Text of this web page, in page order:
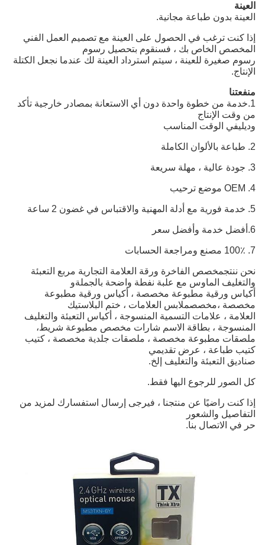
العينة
العينة بدون طباعة مجانية.
إذا كنت ترغب في الحصول على العينة مع تصميم العمل الفني
المخصص الخاص بك ، فسنقوم بتحصيل رسوم
رسوم صغيرة للعينة ، سيتم استرداد العينة لك عندما نجعل الكتلة
الإنتاج.
منفعتنا
1. خدمة من خطوة واحدة دون أي الاستعانة بمصادر خارجية تأكد
من وقت الإنتاج
وديليفي الوقت المناسب
2. طباعة بالألوان الكاملة
3. جودة عالية ، مهلة سريعة
4. OEM موضع ترحيب
5. خدمة فورية مع أدلة المهنية والاقتباس في غضون 2 ساعة
6. أفضل خدمة وأفضل سعر
7. 100٪ مصنع ومراجعة الحسابات
نحن ننتجمخصص الفاخرة ورقة العلامة التجارية مربع التعبئة
والتغليف الماوس مع علبة نفطة واضحة بالجملةو
أكياس ورقية مطبوعة مخصصة ، أكياس ورقية مطبوعة
مخصصة ، مخصصملابس العلامات ، ختم البلاستيك
العلامة ، علامات التسمية المنسوجة ، أكياس التعبئة والتغليف
المنسوجة ، بطاقة الاسم شارات مخصص مطبوعة شريط،
ملصقات مطبوعة مخصصة ، ملصقات جلدية مخصصة ، كتيب
كتيب طباعة ، عرض تقديمي
صناديق التعبئة والتغليف إلخ.
كل الصور للرجوع اليها فقط.
إذا كنت راضيًا عن منتجنا ، فيرجى إرسال استفسارك لمزيد من
التفاصيل والشعور
حر في الاتصال بنا.